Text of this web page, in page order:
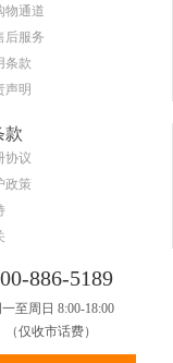
物通道
后服务
条款
声明
款
协议
政策
886-5189
一至周日 8:00-18:00
（仅收市话费）